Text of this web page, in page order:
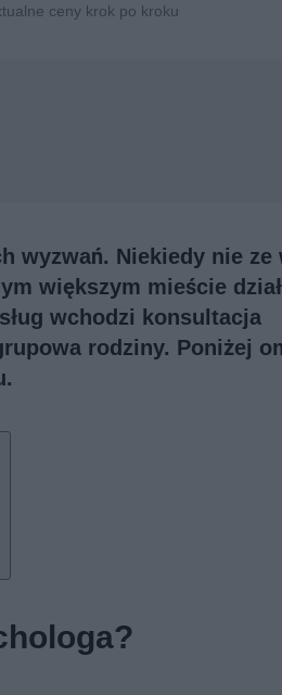
ceny krok po kroku
wyzwań. Niekiedy nie
większym mieście
wchodzi konsultacja
rodziny. Poniżej